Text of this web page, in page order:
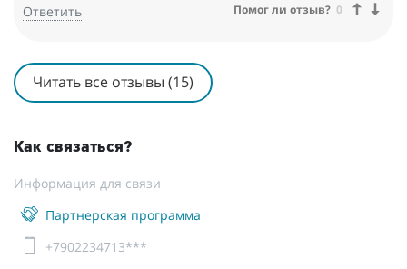
Ответить Помог ли отзыв? 0
Читать все отзывы (15)
Как связаться?
Информация для связи
Партнерская программа
+7902234713***